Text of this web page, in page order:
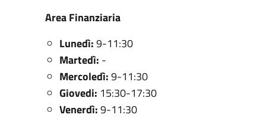
Area Finanziaria
Lunedì:9-11:30
Martedì: -
Mercoledì:9-11:30
Giovedi: 15:30-17:30
Venerdì:9-11:30